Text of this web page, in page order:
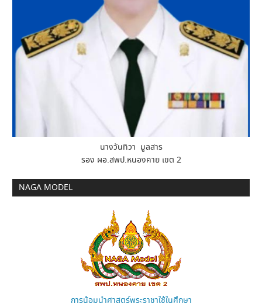
นางวันทิวา มูลสาร
รอง ผอ.สพป.หนองคาย เขต 2
NAGA MODEL
การน้อมนำศาสตร์พระราชาใช้ในศึกษา